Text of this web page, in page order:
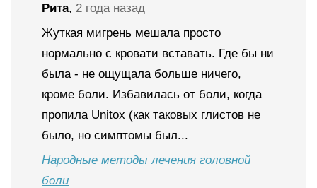
Рита, 2 года назад
Жуткая мигрень мешала просто
нормально с кровати вставать. Где бы ни
была - не ощущала больше ничего,
кроме боли. Избавилась от боли, когда
пропила Unitox (как таковых глистов не
было, но симптомы был...
Народные методы лечения головной
боли